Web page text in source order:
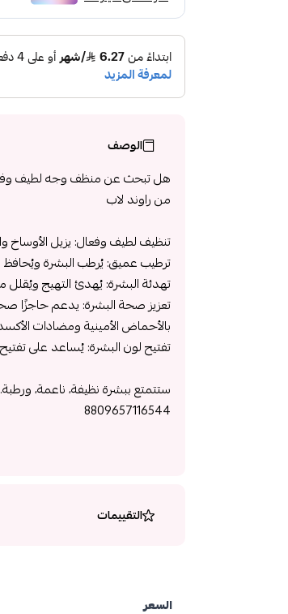
الوصف
هل تبحث عن منظف وجه لطيف
من راوند لاب ​​
تنظيف لطيف وفعال: يزيل الأوساخ
ترطيب عميق: يُرطب البشرة ويُحافظ
تهدئة البشرة: يُهدئ التهيج
تعزيز صحة البشرة: يدعم حاجزًا
بالأحماض الأمينية ومضادات
تفتيح لون البشرة: يُساعد على
ستتمتع ببشرة نظيفة، ناعمة، ورطبة.
8809657116544
التقييمات
السعر